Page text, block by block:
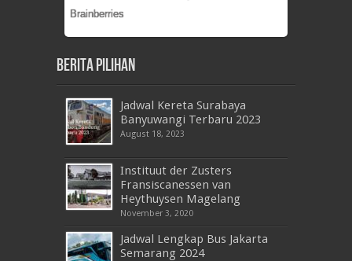
Berita Pilihan
Jadwal Kereta Surabaya
Banyuwangi Terbaru 2023
August 18, 2023
Instituut der Zusters
Fransiscanessen van
Heythuysen Magelang
November 3, 2020
Jadwal Lengkap Bus Jakarta
Semarang 2024